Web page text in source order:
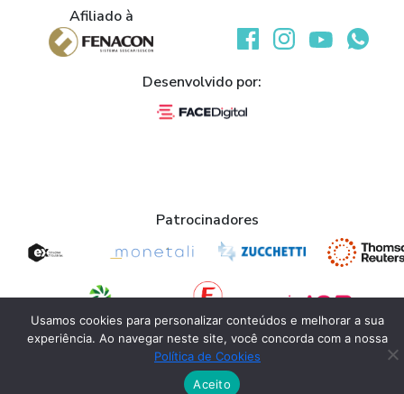
Afiliado à
Desenvolvido por:
Patrocinadores
Apoio
Usamos cookies para personalizar conteúdos e melhorar a sua
experiência. Ao navegar neste site, você concorda com a nossa
Política de Cookies
Aceito